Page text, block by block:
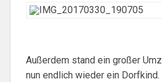
Außerdem stand ein großer
nun endlich wieder ein